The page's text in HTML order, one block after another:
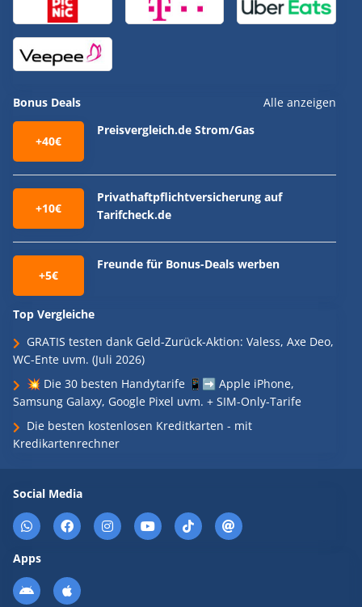
Bonus Deals Alle anzeigen
+40€
Preisvergleich.de Strom/Gas
+10€
Privathaftpflichtversicherung auf
Tarifcheck.de
+5€
Freunde für Bonus-Deals werben
Top Vergleiche
GRATIS testen dank Geld-Zurück-Aktion: Valess, Axe Deo,
WC-Ente uvm. (Juli 2026)
💥 Die 30 besten Handytarife 📱➡️ Apple iPhone,
Samsung Galaxy, Google Pixel uvm. + SIM-Only-Tarife
Die besten kostenlosen Kreditkarten - mit
Kredikartenrechner
Social Media
Apps